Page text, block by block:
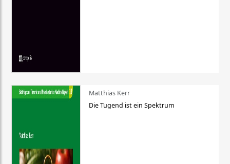
Matthias Kerr
Die Tugend ist ein Spektrum